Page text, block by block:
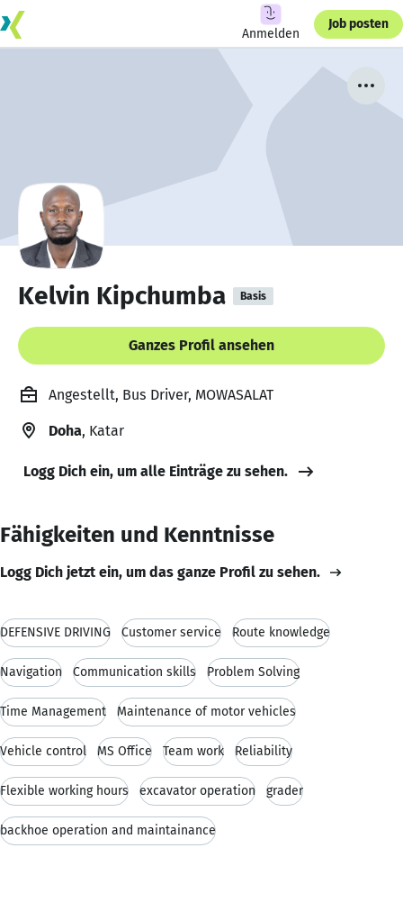
Anmelden
Job posten
Kelvin Kipchumba Basis
Ganzes Profil ansehen
Angestellt, Bus Driver, MOWASALAT
Doha, Katar
Logg Dich ein, um alle Einträge zu sehen.
Fähigkeiten und Kenntnisse
Logg Dich jetzt ein, um das ganze Profil zu sehen.
DEFENSIVE DRIVING Customer service Route knowledge
Navigation Communication skills Problem Solving
Time Management Maintenance of motor vehicles
Vehicle control MS Office Team work Reliability
Flexible working hours excavator operation grader
backhoe operation and maintainance